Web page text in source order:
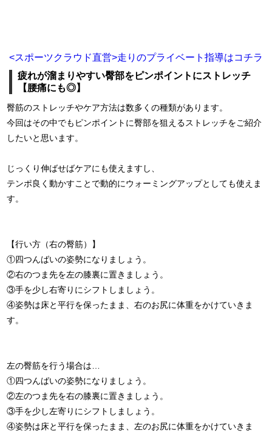
<スポーツクラウド直営>走りのプライベート指導はコチラ
疲れが溜まりやすい臀部をピンポイントにストレッチ
【腰痛にも◎】
臀筋のストレッチやケア方法は数多くの種類があります。
今回はその中でもピンポイントに臀部を狙えるストレッチをご紹介
したいと思います。
じっくり伸ばせばケアにも使えますし、
テンポ良く動かすことで動的にウォーミングアップとしても使えま
す。
【行い方（右の臀筋）】
①四つんばいの姿勢になりましょう。
②右のつま先を左の膝裏に置きましょう。
③手を少し右寄りにシフトしましょう。
④姿勢は床と平行を保ったまま、右のお尻に体重をかけていきま
す。
左の臀筋を行う場合は…
①四つんばいの姿勢になりましょう。
②左のつま先を右の膝裏に置きましょう。
③手を少し左寄りにシフトしましょう。
④姿勢は床と平行を保ったまま、左のお尻に体重をかけていきま